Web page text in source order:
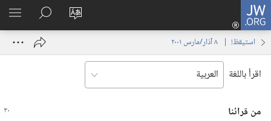
JW.ORG
تغيير
الموقع
تسجيل
الدخول
نافذة
البحث
في
JW.‎ORG
استيقظ‏!‏ | ‏‎ ٨‏ ‏‎آذار/مارس‏ ‎٢٠٠١
اقرأ باللغة
من قرائنا